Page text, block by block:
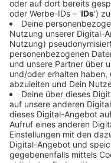
Politiker bei uns zu
besonderen Video-
keine einzige Frage
einfach fünf Dinge in
das erzählt, was ihm
Standardantworten,
sondern ganz
für"!
Anzeige